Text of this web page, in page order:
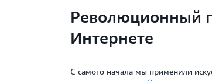
Революционный
Интернете
С самого начала мы применили